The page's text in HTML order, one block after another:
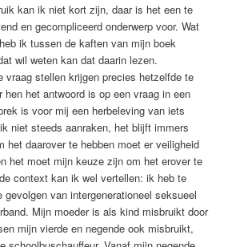
kan ik niet kort zijn, daar is het een te
en gecompliceerd onderwerp voor. Wat
ik tussen de kaften van mijn boek
wil weten kan dat daarin lezen.
vraag stellen krijgen precies hetzelfde te
hen het antwoord is op een vraag in een
is voor mij een herbeleving van iets
niet steeds aanraken, het blijft immers
het daarover te hebben moet er veiligheid
het moet mijn keuze zijn om het erover te
context kan ik wel vertellen: ik heb te
gevolgen van intergenerationeel seksueel
Mijn moeder is als kind misbruikt door
mijn vierde en negende ook misbruikt,